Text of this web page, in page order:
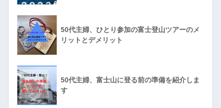
50代主婦、ひとり参加の富士登山ツアーのメ
リットとデメリット
50代主婦、富士山に登る前の準備を紹介しま
す